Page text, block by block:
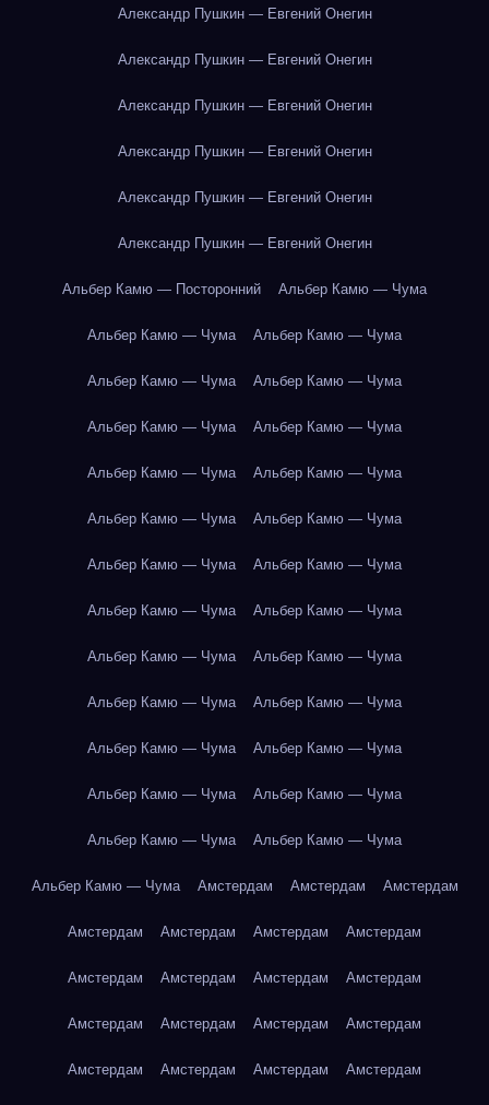
Александр Пушкин — Евгений Онегин
Александр Пушкин — Евгений Онегин
Александр Пушкин — Евгений Онегин
Александр Пушкин — Евгений Онегин
Александр Пушкин — Евгений Онегин
Александр Пушкин — Евгений Онегин
Альбер Камю — Посторонний Альбер Камю — Чума
Альбер Камю — Чума Альбер Камю — Чума
Альбер Камю — Чума Альбер Камю — Чума
Альбер Камю — Чума Альбер Камю — Чума
Альбер Камю — Чума Альбер Камю — Чума
Альбер Камю — Чума Альбер Камю — Чума
Альбер Камю — Чума Альбер Камю — Чума
Альбер Камю — Чума Альбер Камю — Чума
Альбер Камю — Чума Альбер Камю — Чума
Альбер Камю — Чума Альбер Камю — Чума
Альбер Камю — Чума Альбер Камю — Чума
Альбер Камю — Чума Альбер Камю — Чума
Альбер Камю — Чума Альбер Камю — Чума
Альбер Камю — Чума Амстердам Амстердам Амстердам
Амстердам Амстердам Амстердам Амстердам
Амстердам Амстердам Амстердам Амстердам
Амстердам Амстердам Амстердам Амстердам
Амстердам Амстердам Амстердам Амстердам